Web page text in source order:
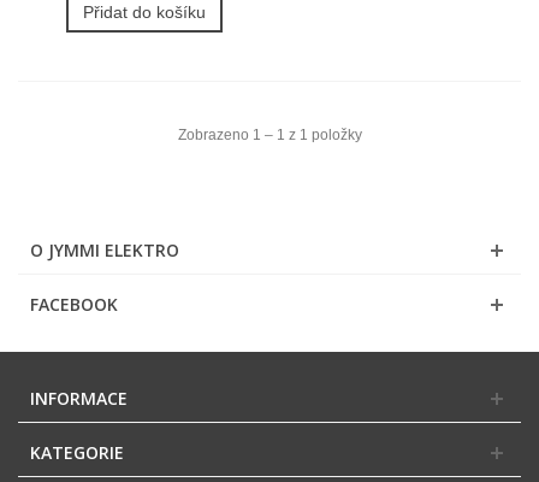
Přidat do košíku
Zobrazeno 1 – 1 z 1 položky
O JYMMI ELEKTRO
FACEBOOK
INFORMACE
KATEGORIE